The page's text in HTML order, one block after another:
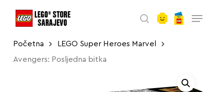
search
Početna LEGO Super Heroes Marvel
Avengers: Posljedna bitka